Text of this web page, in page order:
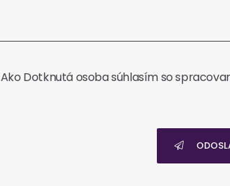
Ako Dotknutá osoba súhlasím so